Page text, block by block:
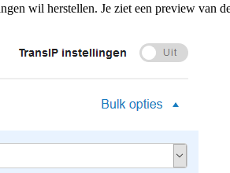
wil herstellen. Je ziet een preview van